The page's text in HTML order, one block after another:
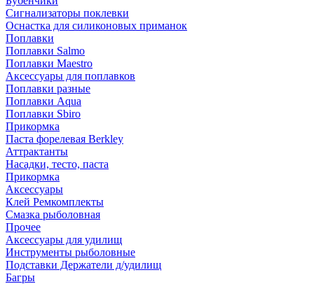
Сигнализаторы поклевки
Оснастка для силиконовых приманок
Поплавки
Поплавки Salmo
Поплавки Maestro
Аксессуары для поплавков
Поплавки разные
Поплавки Aqua
Поплавки Sbiro
Прикормка
Паста форелевая Berkley
Аттрактанты
Насадки, тесто, паста
Прикормка
Аксессуары
Клей Ремкомплекты
Смазка рыболовная
Прочее
Аксессуары для удилищ
Инструменты рыболовные
Подставки Держатели д/удилищ
Багры